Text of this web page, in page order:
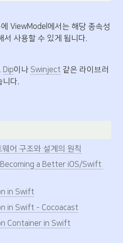
ViewModel에서는 해당 종속성
서 사용할 수 있게 됩니다.
Dip이나 Swinject 같은 라이브러
니다.
어 구조와 설계의 원칙
a Better iOS/Swift
in Swift
in Swift - Cocoacast
Container in Swift